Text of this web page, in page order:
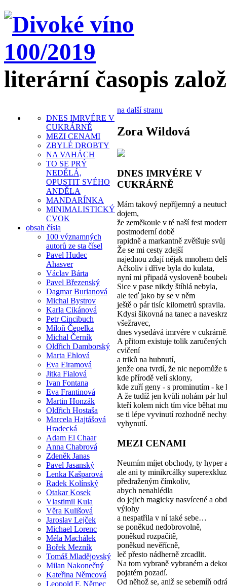
literární časopis
DNES IMRVÉRE V
CUKRÁRNĚ
MEZI CENAMI
ZBYLÉ DROBTY
NA VAHÁCH
TO SE PRÝ
NEDĚLÁ,
OPUSTIT SVÉHO
ANDĚLA
MANDARÍNKA
MINIMALISTICKÝ
CVOK
obsah čísla
100 významných
autorů ze sta čísel
Pavel Hudec
Ahasver
Václav Bárta
Pavel Březenský
Dagmar Burianová
Michal Bystrov
Karla Cikánová
Petr Cincibuch
Miloň Čepelka
Michal Černík
Oldřich Damborský
Marta Ehlová
Eva Eiramová
Jitka Fialová
Ivan Fontana
Eva Frantinová
Martin Honzák
Oldřich Hostaša
Marcela Hajtášová
Hradecká
Adam El Chaar
Anna Chabrová
Zdeněk Janas
Pavel Jasanský
Lenka Kašparová
Radek Kolínský
Otakar Kosek
Vlastimil Kula
Věra Kulišová
Jaroslav Lejček
Michael Lorenc
Méla Machálek
Bořek Mezník
Tomáš Mladějovský
Milan Nakonečný
Kateřina Němcová
Leopold F. Němec
na další stranu
Zora Wildová
DNES IMRVÉRE V
CUKRÁRNĚ
Mám takový nepříjemný a
dojem,
že zeměkoule v té naší fest
postmoderní době
rapidně a markantně zvětšuje
Že se mi cesty zdejší
najednou zdají nějak mnohem
Ačkoliv i dříve byla do kulata,
nyní mi připadá vysloveně
Sice v pase nikdy štíhlá nebyla,
ale teď jako by se v něm
ještě o pár tisíc kilometrů spravila.
Kdysi šikovná na tanec a
všežravec,
dnes vysedává imrvére v
A přitom existuje tolik
cvičení
a triků na hubnutí,
jenže ona tvrdí, že nic nepomůže
kde přírodě velí sklony,
kde zuří geny - s prominutím - ke
A že tudíž jen kvůli nohám pár
kteří kolem nich tím více běhat
se ti lépe vyvinutí rozhodně
vyhynutí.
MEZI CENAMI
Neumím míjet obchody, ty hyper
ale ani ty minikrcálky
předraženým čímkoliv,
abych nenahlédla
do jejich magicky nasvícené a
výlohy
a nespatřila v ní také sebe…
se poněkud nedobrovolně,
poněkud rozpačitě,
poněkud nevěřícně,
leč přesto nádherně zrcadlit.
Na tom vybraně vybraném a
pojatém pozadí.
Od něhož se, aniž se sebemíň